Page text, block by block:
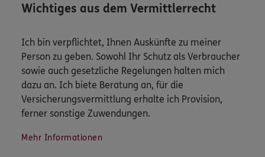
Wichtiges aus dem Vermittlerrecht
Ich bin verpflichtet, Ihnen Auskünfte zu meiner
Person zu geben. Sowohl Ihr Schutz als Verbraucher
sowie auch gesetzliche Regelungen halten mich
dazu an. Ich biete Beratung an, für die
Versicherungsvermittlung erhalte ich Provision,
ferner sonstige Zuwendungen.
Mehr Informationen